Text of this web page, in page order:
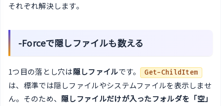
それぞれ解決します。
-Forceで隠しファイルも数える
1つ目の落とし穴は隠しファイルです。 Get-ChildItem
は、標準では隠しファイルやシステムファイルを表示しませ
ん。そのため、 隠しファイルだけが入ったフォルダを「空」